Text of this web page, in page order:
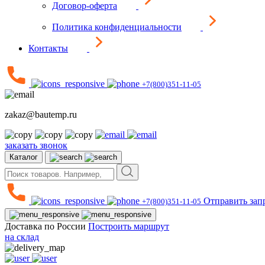
Договор-оферта
Политика конфиденциальности
Контакты
+7(800)351-11-05
zakaz@bautemp.ru
заказать звонок
Каталог
+7(800)351-11-05 Отправить
Доставка по России Построить маршрут
на склад